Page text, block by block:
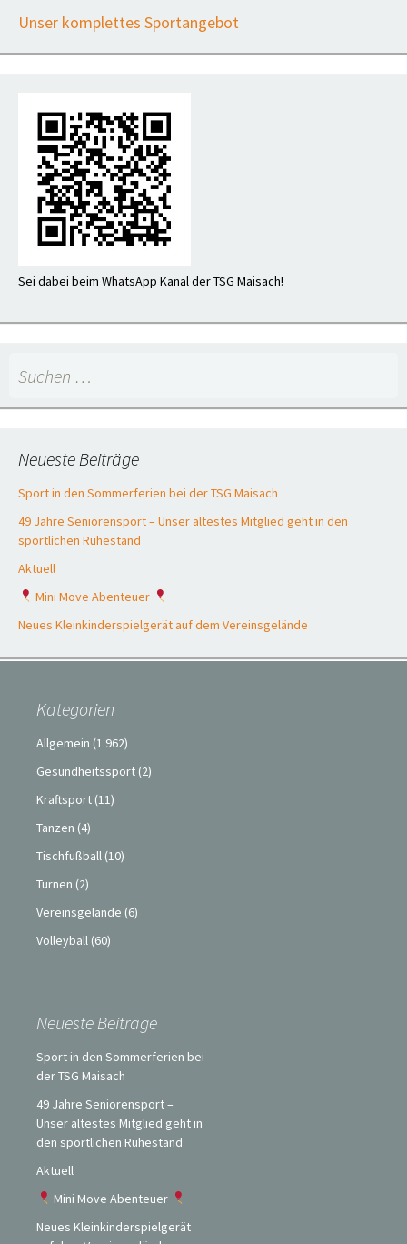
Unser komplettes Sportangebot
Sei dabei beim WhatsApp Kanal der TSG Maisach!
nach:
Neueste Beiträge
Sport in den Sommerferien bei der TSG Maisach
49 Jahre Seniorensport – Unser ältestes Mitglied geht in den
sportlichen Ruhestand
Aktuell
Mini Move Abenteuer
Neues Kleinkinderspielgerät auf dem Vereinsgelände
Kategorien
Allgemein (1.962)
Gesundheitssport (2)
Kraftsport (11)
Tanzen (4)
Tischfußball (10)
Turnen (2)
Vereinsgelände (6)
Volleyball (60)
Neueste Beiträge
Sport in den Sommerferien bei
der TSG Maisach
49 Jahre Seniorensport –
Unser ältestes Mitglied geht in
den sportlichen Ruhestand
Aktuell
Mini Move Abenteuer
Neues Kleinkinderspielgerät